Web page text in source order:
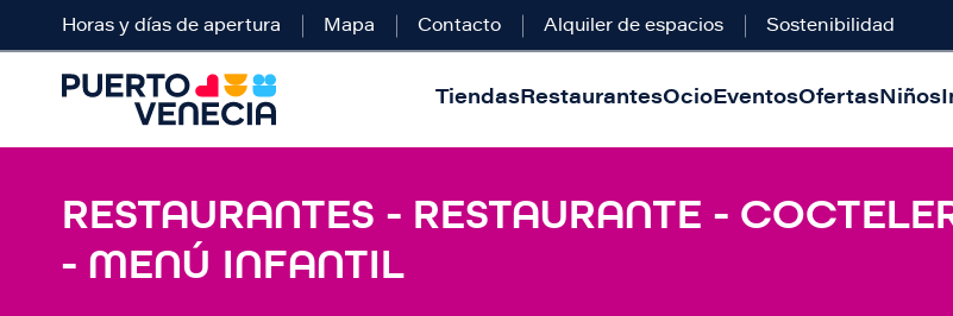
Horas y días de apertura Mapa Contacto Alquiler de espacios Sostenibilidad
TiendasRestaurantesOcioEventosOfertasNiños
RESTAURANTES - RESTAURANTE -
- MENÚ INFANTIL